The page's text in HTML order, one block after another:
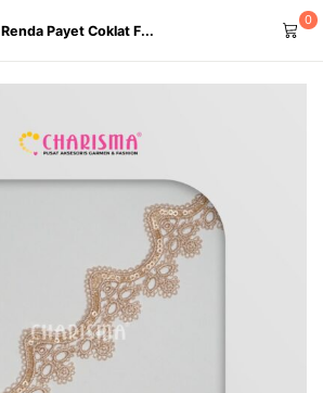
Renda Payet Coklat F...
0